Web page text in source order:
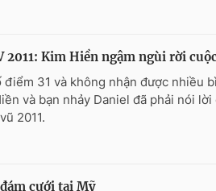
2011: Kim Hiền ngậm ngùi rời
điểm 31 và không nhận được nhiều
và bạn nhảy Daniel đã phải nói
2011.
cưới tại Mỹ